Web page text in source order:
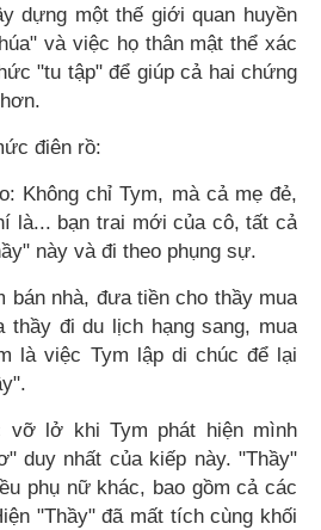
dựng một thế giới quan huyền
và việc họ thân mật thể xác
"tu tập" để giúp cả hai chứng
điên rồ:
Không chỉ Tym, mà cả mẹ đẻ,
là... bạn trai mới của cô, tất cả
này và đi theo phụng sự.
bán nhà, đưa tiền cho thầy mua
đi du lịch hạng sang, mua
là việc Tym lập di chúc để lại
vỡ lở khi Tym phát hiện mình
duy nhất của kiếp này. "Thầy"
phụ nữ khác, bao gồm cả các
"Thầy" đã mất tích cùng khối